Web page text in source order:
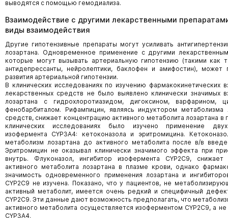
выводятся с помощью гемодиализа.
Взаимодействие с другими лекарственными
виды взаимодействия
Другие гипотензивные препараты могут усиливать
лозартана. Одновременное применение c другими
которые могут вызывать артериальную гипотензию (такими как
антидепрессанты, нейролептики, баклофен и амифостин), может
развития артериальной гипотензии.
В клинических исследованиях по изучению фармакокинетических
лекарственных средств не было выявлено клинически значимых
лозартана с гидрохлоротиазидом, дигоксином, варфарином,
фенобарбиталом. Рифампицин, являясь индуктором метаболизма
средств, снижает концентрацию активного метаболита лозартана в
клинических исследованиях было изучено применение
изофермента CYP3А4: кетоконазола и эритромицина.
метаболизм лозартана до активного метаболита после в/в
Эритромицин не оказывал клинически значимого эффекта при
внутрь. Флуконазол, ингибитор изофермента CYP2С9, снижает
активного метаболита лозартана в плазме крови, однако
значимость одновременного применения лозартана и
CYP2С9 не изучена. Показано, что у пациентов, не
активный метаболит, имеется очень редкий и специфичный
CYP2С9. Эти данные дают возможность предполагать, что
активного метаболита осуществляется изоферментом CYP2С9, а
CYP3А4.